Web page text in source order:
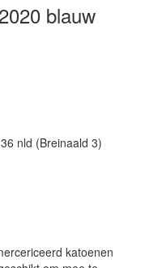
blauw
nld (Breinaald 3)
katoenen